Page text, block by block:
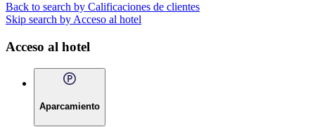
Back to search by Calificaciones de clientes
Skip search by Acceso al hotel
Acceso al hotel
Aparcamiento